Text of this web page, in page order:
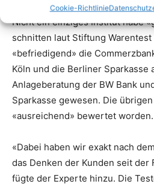
Cookie-Richtlinie